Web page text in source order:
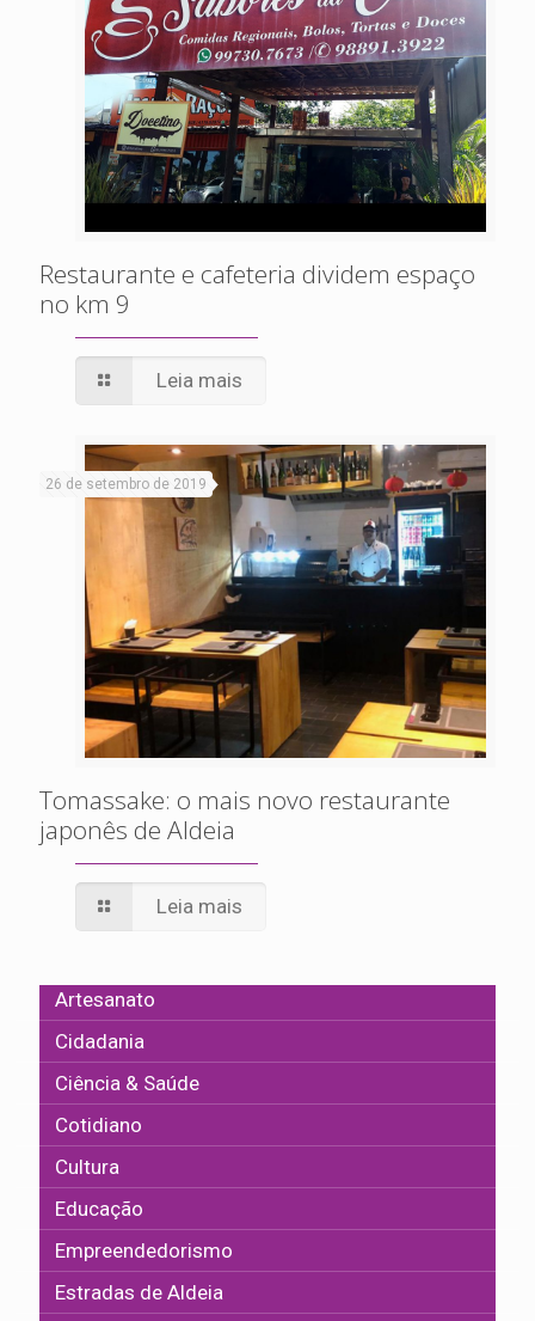
Restaurante e cafeteria dividem espaço
no km 9
Leia mais
26 de setembro de 2019
Tomassake: o mais novo restaurante
japonês de Aldeia
Leia mais
Artesanato
Cidadania
Ciência & Saúde
Cotidiano
Cultura
Educação
Empreendedorismo
Estradas de Aldeia